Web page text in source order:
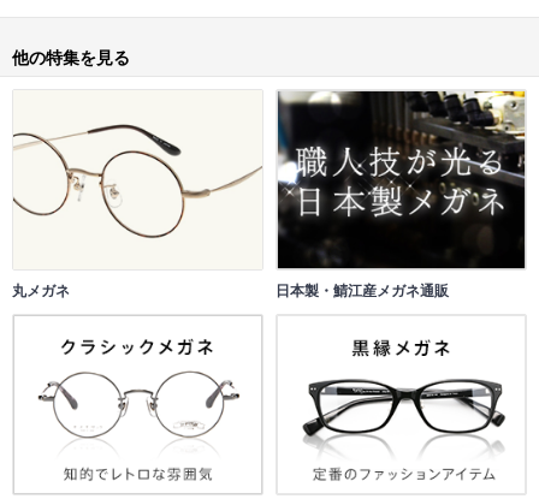
他の特集を見る
丸メガネ 日本製・鯖江産メガネ通販